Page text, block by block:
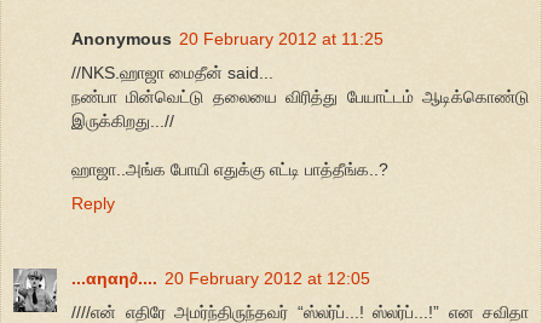
Anonymous 20 February 2012 at 11:25
//NKS.ஹாஜா மைதீன் said...
நண்பா மின்வெட்டு தலையை விரித்து பேயாட்டம் ஆடிக்கொண்டு
இருக்கிறது...//
ஹாஜா..அங்க போயி எதுக்கு எட்டி பாத்தீங்க..?
Reply
...αηαη∂.... 20 February 2012 at 12:05
////என் எதிரே அமர்ந்திருந்தவர் “ஸ்லர்ப்...! ஸ்லர்ப்...!” என சவிதா